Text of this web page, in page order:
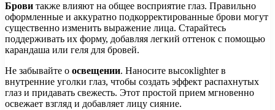
Брови также влияют на общее восприятие глаз. Правильно
оформленные и аккуратно подкорректированные брови могут
существенно изменить выражение лица. Старайтесь
поддерживать их форму, добавляя легкий оттенок с помощью
карандаша или геля для бровей.
Не забывайте о освещении. Наносите высокlighter в
внутренние уголки глаз, чтобы создать эффект распахнутых
глаз и придавать свежесть. Этот простой прием мгновенно
освежает взгляд и добавляет лицу сияние.